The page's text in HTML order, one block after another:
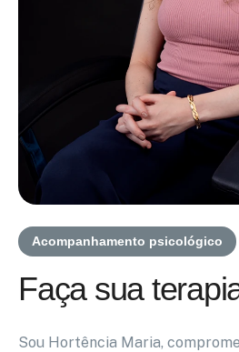
Acompanhamento psicológico
Faça sua
Sou Hortência Maria,